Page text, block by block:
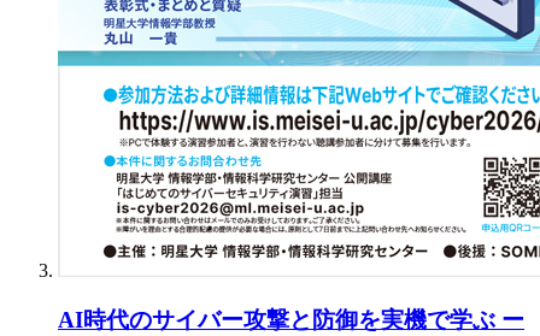
AI時代のサイバー攻撃と防御を実機で学ぶ ー